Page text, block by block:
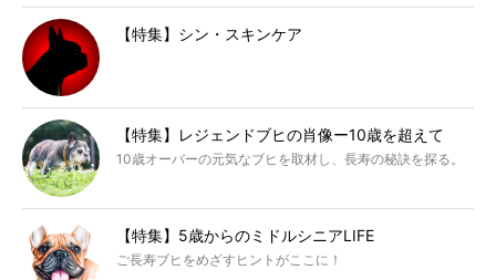
【特集】シン・スキンケア
【特集】レジェンドブヒの肖像ー10歳を超えて
10歳オーバーの元気なブヒを取材し、長寿の秘訣を探る。
【特集】5歳からのミドルシニアLIFE
ご長寿ブヒをめざすヒントがここに！